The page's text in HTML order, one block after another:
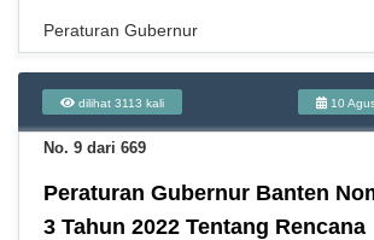
Peraturan Gubernur
dilihat 3113 kali 10
No. 9 dari 669
Peraturan Gubernur Banten
3 Tahun 2022 Tentang Rencana